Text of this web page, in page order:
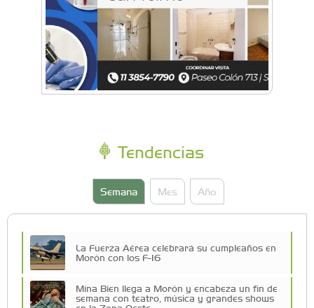
Tendencias
Semana Mes Año
La Fuerza Aérea celebrará su cumpleaños en
Morón con los F-16
Mina Bien llega a Morón y encabeza un fin de
semana con teatro, música y grandes shows